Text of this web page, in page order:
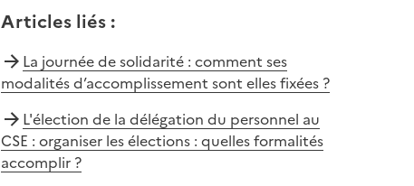
Articles liés:
La journée de solidarité : comment ses
modalités d’accomplissement sont elles fixées ?
L'élection de la délégation du personnel au
CSE : organiser les élections : quelles formalités
accomplir ?